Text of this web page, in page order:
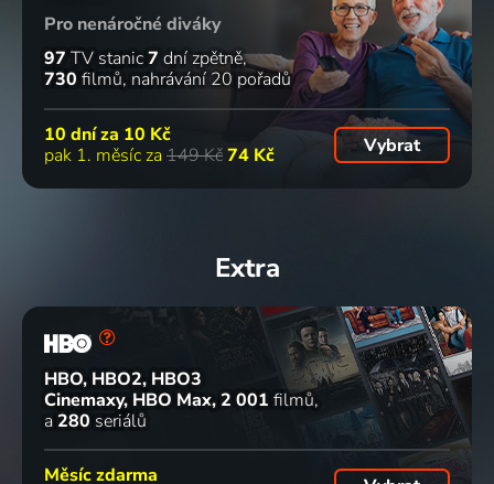
Pro nenáročné diváky
97 TV stanic7 dní zpětně
730 filmů nahrávání 20 pořadů
10 dní za 10 Kč
pak 1. měsíc za 149 Kč74 Kč Vybrat
Extra
HBO, HBO2, HBO3
Cinemaxy, HBO Max 2 001 filmů
a 280 seriálů
Měsíc zdarma